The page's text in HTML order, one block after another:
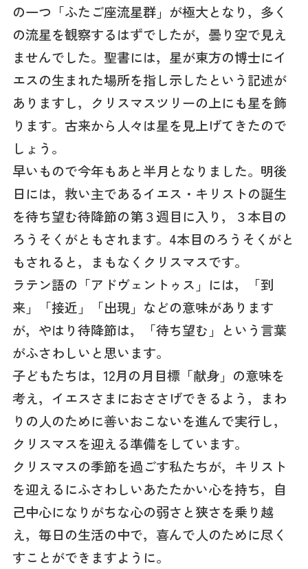
の一つ「ふたご座流星群」が極大となり，多く
の流星を観察するはずでしたが，曇り空で見え
ませんでした。聖書には，星が東方の博士にイ
エスの生まれた場所を指し示したという記述が
ありますし，クリスマスツリーの上にも星を飾
ります。古来から人々は星を見上げてきたので
しょう。
早いもので今年もあと半月となりました。明後
日には，救い主であるイエス・キリストの誕生
を待ち望む待降節の第３週目に入り，３本目の
ろうそくがともされます。4本目のろうそくがと
もされると，まもなくクリスマスです。
ラテン語の「アドヴェントゥス」には，「到
来」「接近」「出現」などの意味があります
が，やはり待降節は，「待ち望む」という言葉
がふさわしいと思います。
子どもたちは，12月の月目標「献身」の意味を
考え，イエスさまにおささげできるよう，まわ
りの人のために善いおこないを進んで実行し，
クリスマスを迎える準備をしています。
クリスマスの季節を過ごす私たちが，キリスト
を迎えるにふさわしいあたたかい心を持ち，自
己中心になりがちな心の弱さと狭さを乗り越
え，毎日の生活の中で，喜んで人のために尽く
すことができますように。